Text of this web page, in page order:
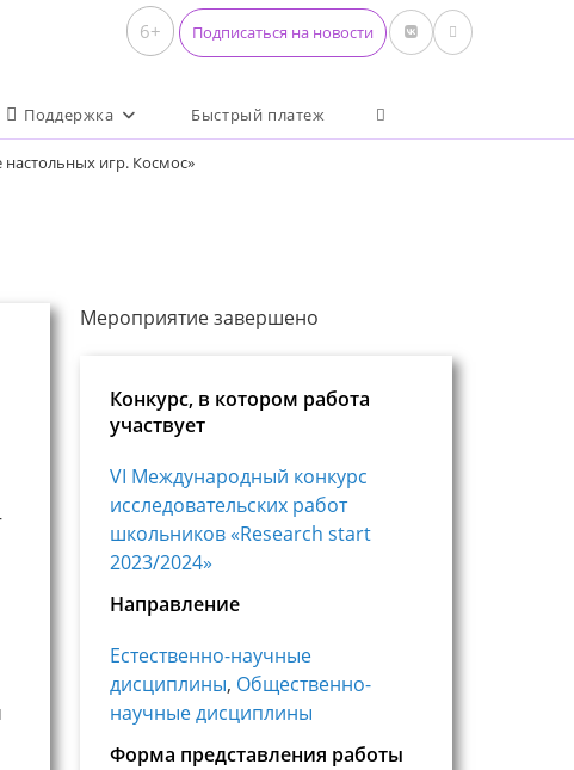
6+ Подписаться на новости
Поддержка Быстрый платеж Переключить поиск по
настольных игр. Космос»
Мероприятие завершено
Конкурс, в котором работа
участвует
VI Международный конкурс
исследовательских работ
школьников «Research start
2023/2024»
Направление
Естественно-научные
дисциплины, Общественно-
научные дисциплины
Форма представления работы